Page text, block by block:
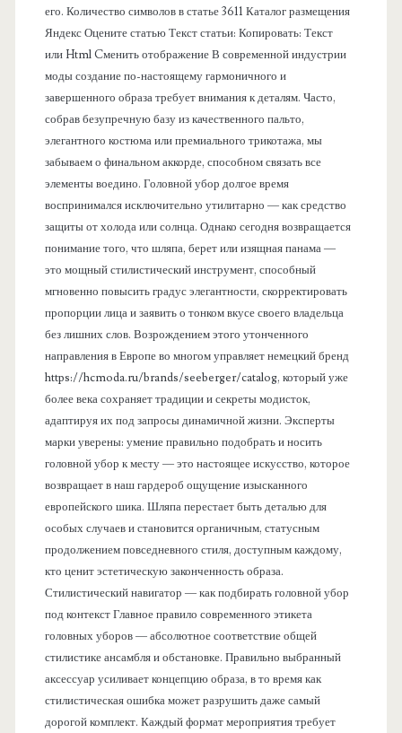
его. Количество символов в статье 3611 Каталог размещения
Яндекс Оцените статью Текст статьи: Копировать: Текст
или Html Cменить отображение В современной индустрии
моды создание по-настоящему гармоничного и
завершенного образа требует внимания к деталям. Часто,
собрав безупречную базу из качественного пальто,
элегантного костюма или премиального трикотажа, мы
забываем о финальном аккорде, способном связать все
элементы воедино. Головной убор долгое время
воспринимался исключительно утилитарно — как средство
защиты от холода или солнца. Однако сегодня возвращается
понимание того, что шляпа, берет или изящная панама —
это мощный стилистический инструмент, способный
мгновенно повысить градус элегантности, скорректировать
пропорции лица и заявить о тонком вкусе своего владельца
без лишних слов. Возрождением этого утонченного
направления в Европе во многом управляет немецкий бренд
https://hcmoda.ru/brands/seeberger/catalog, который уже
более века сохраняет традиции и секреты модисток,
адаптируя их под запросы динамичной жизни. Эксперты
марки уверены: умение правильно подобрать и носить
головной убор к месту — это настоящее искусство, которое
возвращает в наш гардероб ощущение изысканного
европейского шика. Шляпа перестает быть деталью для
особых случаев и становится органичным, статусным
продолжением повседневного стиля, доступным каждому,
кто ценит эстетическую законченность образа.
Стилистический навигатор — как подбирать головной убор
под контекст Главное правило современного этикета
головных уборов — абсолютное соответствие общей
стилистике ансамбля и обстановке. Правильно выбранный
аксессуар усиливает концепцию образа, в то время как
стилистическая ошибка может разрушить даже самый
дорогой комплект. Каждый формат мероприятия требует